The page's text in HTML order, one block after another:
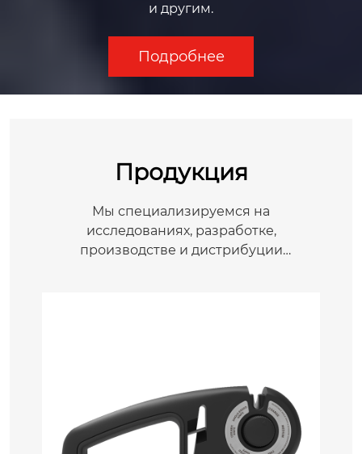
и другим.
Подробнее
Продукция
Мы специализируемся на
исследованиях, разработке,
производстве и дистрибуции